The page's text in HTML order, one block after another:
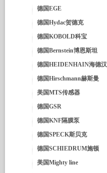
德国EGE
德国Hydac贺德克
德国KOBOLD科宝
德国Bernstein博恩斯坦
德国HEIDENHAIN海德汉
德国Hirschmann赫斯曼
美国MTS传感器
德国GSR
德国KNF隔膜泵
德国SPECK斯贝克
德国SCHIEDRUM施顿
美国Mighty line